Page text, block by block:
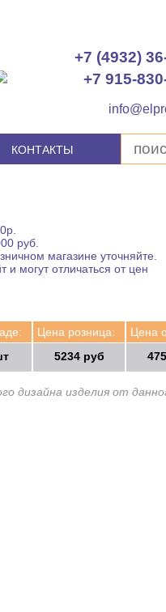
+7 (4932)
+7 915-
КОНТАКТЫ
руб.
магазине уточняйте.
и могут отличаться от цен
Цена розница:
5234 руб
Цена
дизайна изделия от